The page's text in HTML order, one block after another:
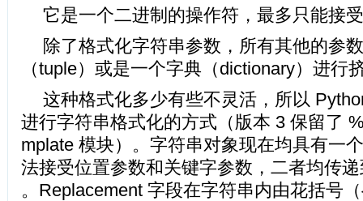
它是一个二进制的操作符，最多只能接
除了格式化字符串参数，所有其他的参
（tuple）或是一个字典（dictionary）进行
这种格式化多少有些不灵活，所以
进行字符串格式化的方式（版本 3 保留了
mplate 模块）。字符串对象现在均具有一
法接受位置参数和关键字参数，二者均传
。Replacement 字段在字符串内由花括号